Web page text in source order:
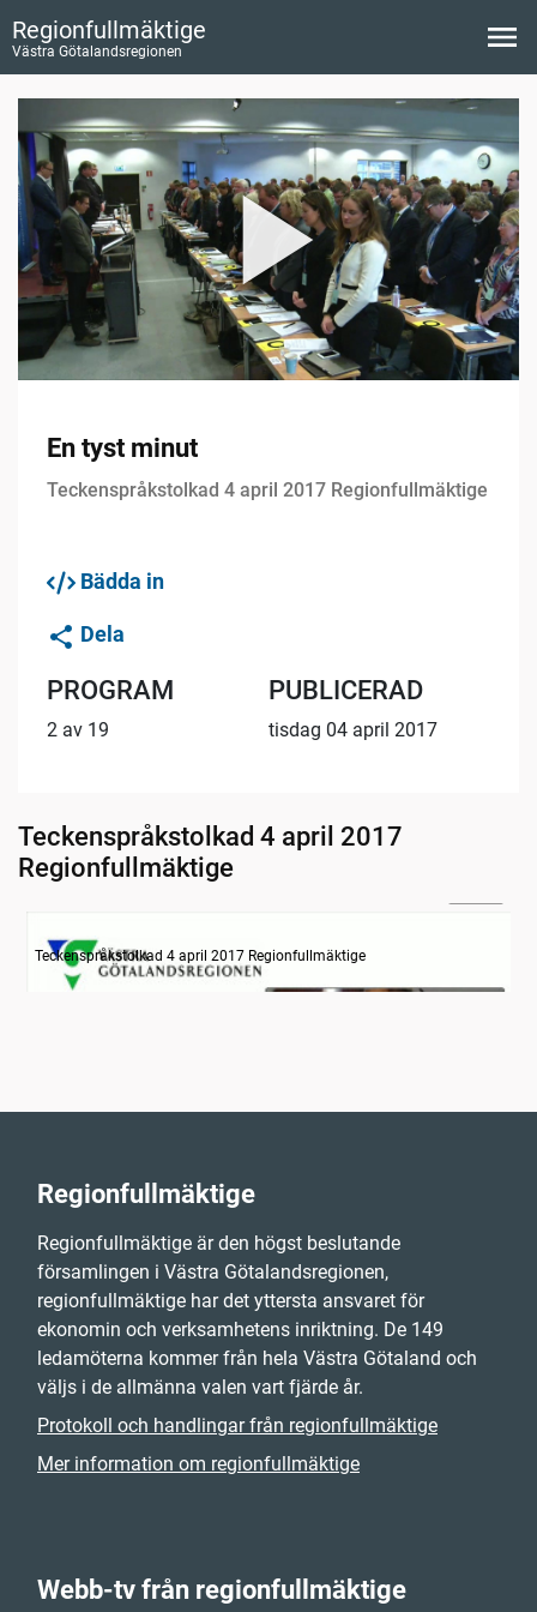
Regionfullmäktige
Västra Götalandsregionen
En tyst minut
Teckenspråkstolkad 4 april 2017 Regionfullmäktige
Bädda in
Dela
PROGRAM
2 av 19
PUBLICERAD
tisdag 04 april 2017
Teckenspråkstolkad 4 april 2017
Regionfullmäktige
Information om dagens ärenden
Teckenspråkstolkad 4 april 2017 Regionfullmäktige
Regionfullmäktige
Regionfullmäktige är den högst beslutande
församlingen i Västra Götalandsregionen,
regionfullmäktige har det yttersta ansvaret för
ekonomin och verksamhetens inriktning. De 149
ledamöterna kommer från hela Västra Götaland och
väljs i de allmänna valen vart fjärde år.
Protokoll och handlingar från regionfullmäktige
Mer information om regionfullmäktige
Webb-tv från regionfullmäktige